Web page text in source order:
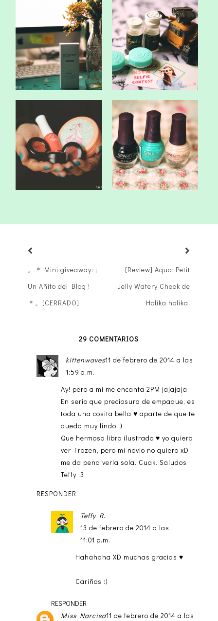
Review: Q-depot / NoTS
28 Remedy Ju...
Lensvillage review: Geo
Eyevelyn Ch...
Pedido/Review: Jolse.
Review: Esmaltes Spa
Ritual.
。＊ Mini giveaway: ¡
Un Añito del Blog !
＊。[CERRADO]
[Review] Aqua Petit
Jelly Watery Cheek de
Holika holika.
29 COMENTARIOS
kittenwaves11 de febrero de 2014 a las
1:59 a.m.
Ay! pero a mí me encanta 2PM jajajaja
En serio que preciosura de empaque, es
toda una cosita bella ♥ aparte de que te
queda muy lindo :)
Que hermoso libro ilustrado ♥ yo quiero
ver Frozen, pero mi novio no quiero xD
me da pena verla sola. Cuak. Saludos
Teffy :3
RESPONDER
Teffy R.
13 de febrero de 2014 a las
11:01 p.m.
Hahahaha XD muchas gracias ♥
Cariños :)
RESPONDER
Miss Narcisa11 de febrero de 2014 a las